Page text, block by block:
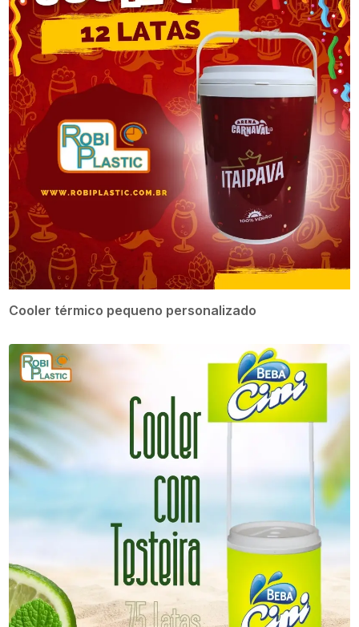
Cooler térmico pequeno personalizado